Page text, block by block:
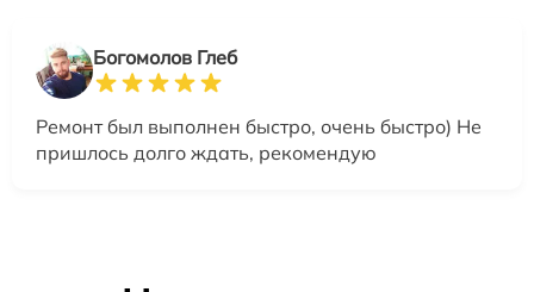
Богомолов Глеб
Ремонт был выполнен быстро, очень быстро) Не
пришлось долго ждать, рекомендую